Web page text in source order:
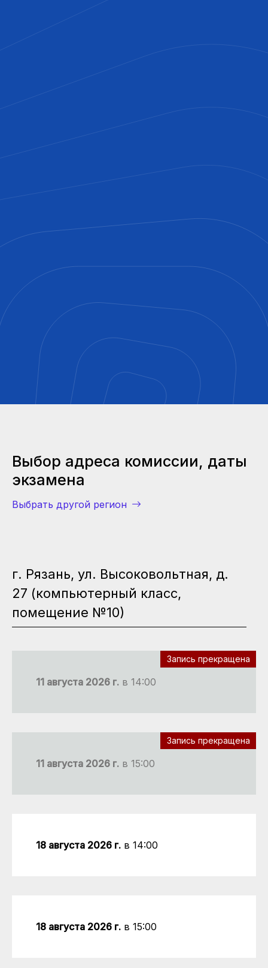
Выбор адреса комиссии, даты
экзамена
Выбрать другой регион
г. Рязань, ул. Высоковольтная, д.
27 (компьютерный класс,
помещение №10)
11 августа 2026 г. в 14:00
Запись прекращена
11 августа 2026 г. в 15:00
Запись прекращена
18 августа 2026 г. в 14:00
18 августа 2026 г. в 15:00